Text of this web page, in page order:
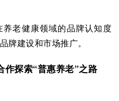
老健康领域的品牌认知度
牌建设和市场推广。
作探索“普惠养老”之路